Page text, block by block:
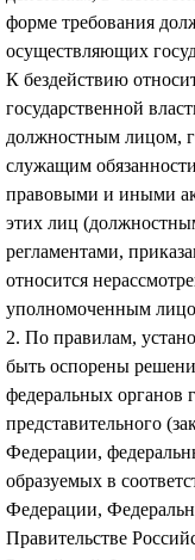
форме требования
осуществляющих
К бездействию
государственной
должностным лицом,
служащим
правовыми и иными
этих лиц
регламентами,
относится
уполномоченным
2. По правилам,
быть оспорены
федеральных органов
представительного
Федерации,
образуемых в
Федерации,
Правительстве